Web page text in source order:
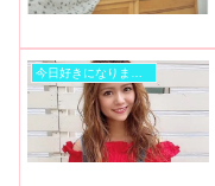
今日好きになりました